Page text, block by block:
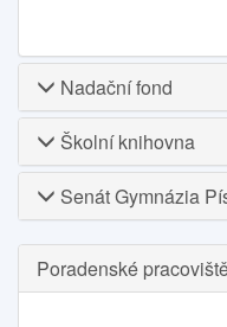
Nadační fond
Školní knihovna
Senát Gymnázia
Poradenské